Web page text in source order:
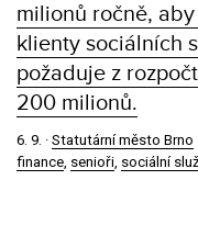
milionů ročně,
klienty sociálních
požaduje z
200 milionů.
6. 9. · Statutární město Brno
finance, senioři, sociální